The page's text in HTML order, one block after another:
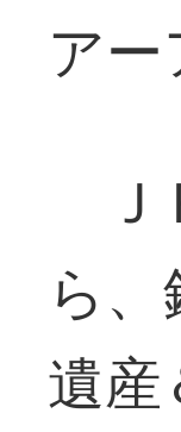
ア
Ｊ
ら
遺